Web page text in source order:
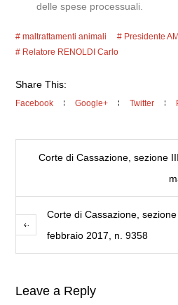
delle spese processuali.
maltrattamenti animali
Presidente
Relatore RENOLDI Carlo
Share This:
Facebook Google+ Twitter
Corte di Cassazione, sezione
Corte di Cassazione,
febbraio 2017, n. 9358
Leave a Reply